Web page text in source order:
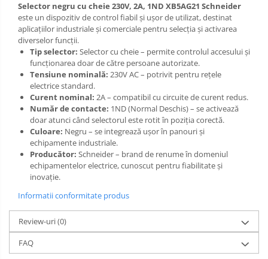
Selector negru cu cheie 230V, 2A, 1ND XB5AG21 Schneider
este un dispozitiv de control fiabil și ușor de utilizat, destinat
aplicațiilor industriale și comerciale pentru selecția și activarea
diverselor funcții.
Tip selector: Selector cu cheie – permite controlul accesului și
funcționarea doar de către persoane autorizate.
Tensiune nominală: 230V AC – potrivit pentru rețele
electrice standard.
Curent nominal: 2A – compatibil cu circuite de curent redus.
Număr de contacte: 1ND (Normal Deschis) – se activează
doar atunci când selectorul este rotit în poziția corectă.
Culoare: Negru – se integrează ușor în panouri și
echipamente industriale.
Producător: Schneider – brand de renume în domeniul
echipamentelor electrice, cunoscut pentru fiabilitate și
inovație.
Informatii conformitate produs
Review-uri(0)
FAQ